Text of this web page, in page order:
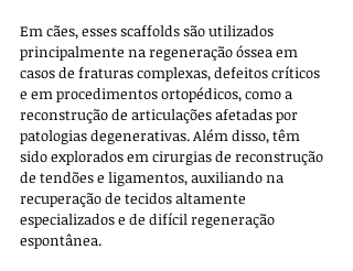
Em cães, esses scaffolds são utilizados
principalmente na regeneração óssea em
casos de fraturas complexas, defeitos críticos
e em procedimentos ortopédicos, como a
reconstrução de articulações afetadas por
patologias degenerativas. Além disso, têm
sido explorados em cirurgias de reconstrução
de tendões e ligamentos, auxiliando na
recuperação de tecidos altamente
especializados e de difícil regeneração
espontânea.